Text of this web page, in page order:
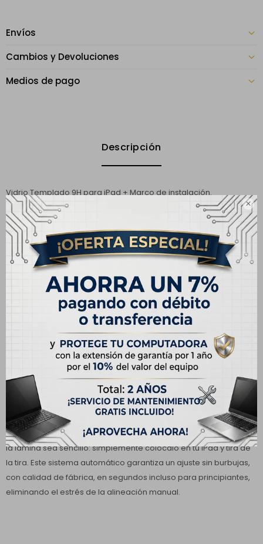

Envíos
Cambios y Devoluciones
Medios de pago
Descripción
Vidrio Templado 9H para iPad + Marco de instalación.
Compatible con:
iPad A16 11va generación 2025 (Modelos: A3354, A3355,
A3356).
iPad A16 10ma generación 2022 (Modelos: A3162, A2757,
A2777, A2696).
Por favor, revise la parte inferior de su dispositivo para encontrar
el número de modelo.
Atención: No es compatible con iPad Air de 11 pulgadas, iPad Pro
de 11 pulgadas ni con iPad Air de 5ª y 4ª generación.
Marco de alineación automática:
Diseñado para usuarios que temen las burbujas y el
desalineamiento, nuestro marco de instalación hace que aplicar
la lámina sea sencillo: simplemente colócalo en tu iPad y tira de
la tira. Este sistema automático garantiza un ajuste sin burbujas,
con calidad de fábrica, en segundos incluso para principiantes,
eliminando el estrés de la alineación manual.